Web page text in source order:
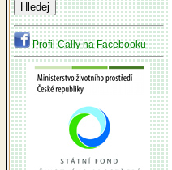
Profil Cally na Facebooku